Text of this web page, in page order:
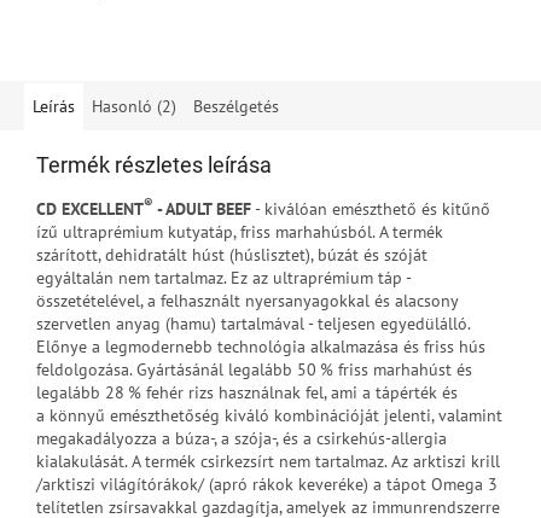
Leírás Hasonló (2) Beszélgetés
Termék részletes leírása
CD EXCELLENT® - ADULT BEEF- kiválóan emészthető és kitűnő
ízű ultraprémium kutyatáp, friss marhahúsból. A termék
szárított, dehidratált húst (húslisztet), búzát és szóját
egyáltalán nem tartalmaz. Ez az ultraprémium táp -
összetételével, a felhasznált nyersanyagokkal és alacsony
szervetlen anyag (hamu) tartalmával - teljesen egyedülálló.
Előnye a legmodernebb technológia alkalmazása és friss hús
feldolgozása. Gyártásánál legalább 50 % friss marhahúst és
legalább 28 % fehér rizs használnak fel, ami a tápérték és
a könnyű emészthetőség kiváló kombinációját jelenti, valamint
megakadályozza a búza-, a szója-, és a csirkehús-allergia
kialakulását. A termék csirkezsírt nem tartalmaz. Az arktiszi krill
/arktiszi világítórákok/ (apró rákok keveréke) a tápot Omega 3
telítetlen zsírsavakkal gazdagítja, amelyek az immunrendszerre